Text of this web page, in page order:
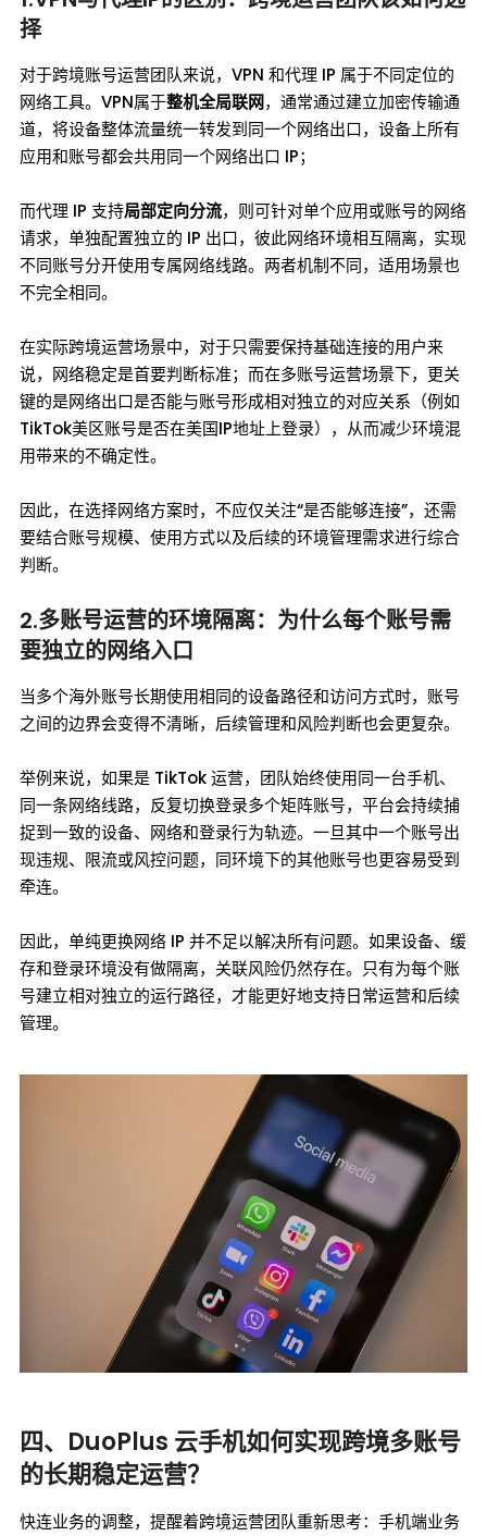
择
对于跨境账号运营团队来说，VPN 和代理 IP 属于不同定位的
网络工具。VPN属于整机全局联网，通常通过建立加密传输通
道，将设备整体流量统一转发到同一个网络出口，设备上所有
应用和账号都会共用同一个网络出口 IP；
而代理 IP 支持局部定向分流，则可针对单个应用或账号的网络
请求，单独配置独立的 IP 出口，彼此网络环境相互隔离，实现
不同账号分开使用专属网络线路。两者机制不同，适用场景也
不完全相同。
在实际跨境运营场景中，对于只需要保持基础连接的用户来
说，网络稳定是首要判断标准；而在多账号运营场景下，更关
键的是网络出口是否能与账号形成相对独立的对应关系（例如
TikTok美区账号是否在美国IP地址上登录），从而减少环境混
用带来的不确定性。
因此，在选择网络方案时，不应仅关注“是否能够连接”，还需
要结合账号规模、使用方式以及后续的环境管理需求进行综合
判断。
2.多账号运营的环境隔离：为什么每个账号需
要独立的网络入口
当多个海外账号长期使用相同的设备路径和访问方式时，账号
之间的边界会变得不清晰，后续管理和风险判断也会更复杂。
举例来说，如果是 TikTok 运营，团队始终使用同一台手机、
同一条网络线路，反复切换登录多个矩阵账号，平台会持续捕
捉到一致的设备、网络和登录行为轨迹。一旦其中一个账号出
现违规、限流或风控问题，同环境下的其他账号也更容易受到
牵连。
因此，单纯更换网络 IP 并不足以解决所有问题。如果设备、缓
存和登录环境没有做隔离，关联风险仍然存在。只有为每个账
号建立相对独立的运行路径，才能更好地支持日常运营和后续
管理。
四、DuoPlus 云手机如何实现跨境多账号
的长期稳定运营？
快连业务的调整，提醒着跨境运营团队重新思考：手机端业务